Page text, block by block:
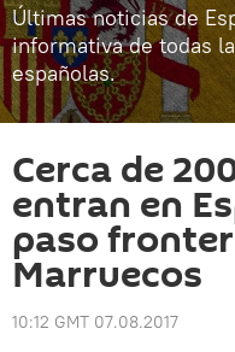
Últimas noticias de
informativa de todas
españolas.
Cerca de
entran en
paso
Marruecos
10:12 GMT 07.08.2017